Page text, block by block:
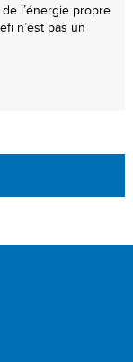
l’énergie propre
n’est pas un